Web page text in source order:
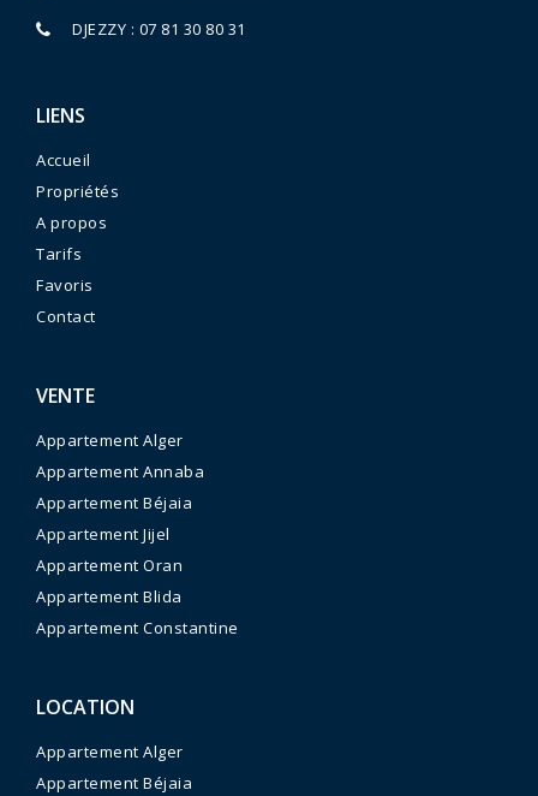
DJEZZY : 07 81 30 80 31
LIENS
Accueil
Propriétés
A propos
Tarifs
Favoris
Contact
VENTE
Appartement Alger
Appartement Annaba
Appartement Béjaia
Appartement Jijel
Appartement Oran
Appartement Blida
Appartement Constantine
LOCATION
Appartement Alger
Appartement Béjaia